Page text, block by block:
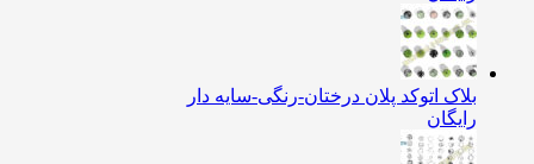
بلاک اتوکد پلان درختان-رنگی-سایه دار
رایگان